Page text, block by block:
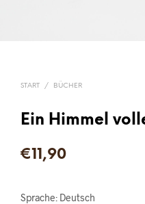
START / BÜCHER
Ein Himmel
€11,90
Sprache: Deutsch